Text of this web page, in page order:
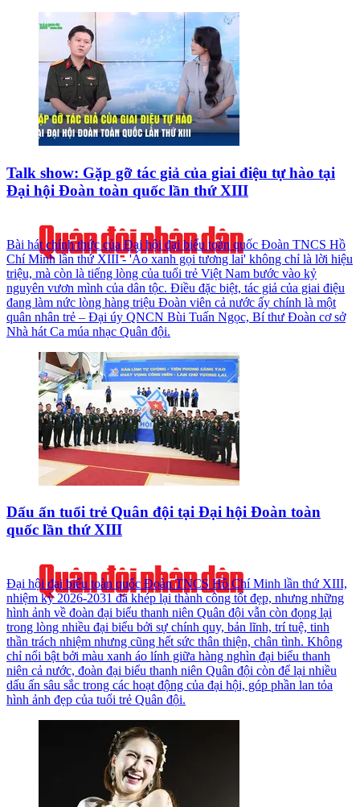
Talk show: Gặp gỡ tác giả của giai điệu tự hào tại
Đại hội Đoàn toàn quốc lần thứ XIII
Bài hát chính thức của Đại hội đại biểu toàn quốc Đoàn TNCS Hồ
Chí Minh lần thứ XIII - 'Áo xanh gọi tương lai' không chỉ là lời hiệu
triệu, mà còn là tiếng lòng của tuổi trẻ Việt Nam bước vào kỷ
nguyên vươn mình của dân tộc. Điều đặc biệt, tác giả của giai điệu
đang làm nức lòng hàng triệu Đoàn viên cả nước ấy chính là một
quân nhân trẻ – Đại úy QNCN Bùi Tuấn Ngọc, Bí thư Đoàn cơ sở
Nhà hát Ca múa nhạc Quân đội.
Dấu ấn tuổi trẻ Quân đội tại Đại hội Đoàn toàn
quốc lần thứ XIII
Đại hội đại biểu toàn quốc Đoàn TNCS Hồ Chí Minh lần thứ XIII,
nhiệm kỳ 2026-2031 đã khép lại thành công tốt đẹp, nhưng những
hình ảnh về đoàn đại biểu thanh niên Quân đội vẫn còn đọng lại
trong lòng nhiều đại biểu bởi sự chính quy, bản lĩnh, trí tuệ, tinh
thần trách nhiệm nhưng cũng hết sức thân thiện, chân tình. Không
chỉ nổi bật bởi màu xanh áo lính giữa hàng nghìn đại biểu thanh
niên cả nước, đoàn đại biểu thanh niên Quân đội còn để lại nhiều
dấu ấn sâu sắc trong các hoạt động của đại hội, góp phần lan tỏa
hình ảnh đẹp của tuổi trẻ Quân đội.